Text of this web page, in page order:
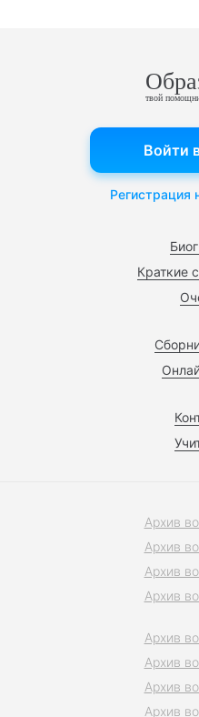
твой
Краткие
Войти
Регистрация
Архив
Архив
Архив
Архив
Архив
Архив
Архив
Архив